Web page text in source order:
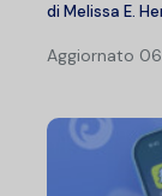
di Melissa E.
Aggiornato